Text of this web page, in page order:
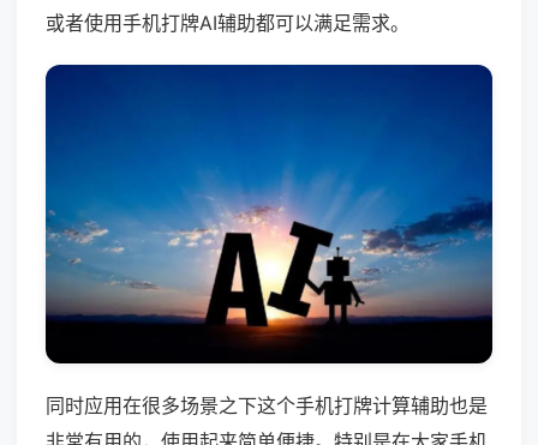
或者使用手机打牌AI辅助都可以满足需求。
同时应用在很多场景之下这个手机打牌计算辅助也是